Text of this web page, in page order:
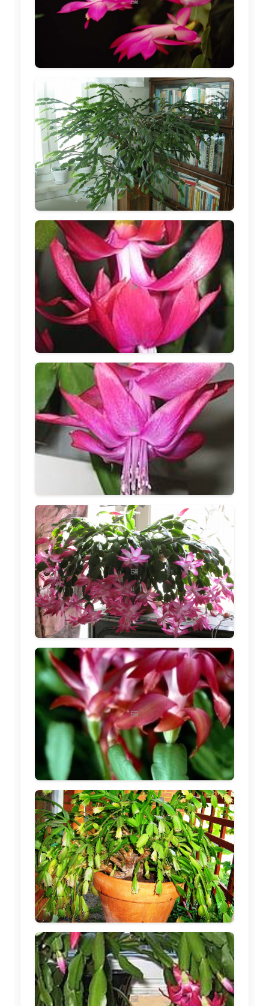
🖼️
🖼️
🖼️
🖼️
🖼️
🖼️
🖼️